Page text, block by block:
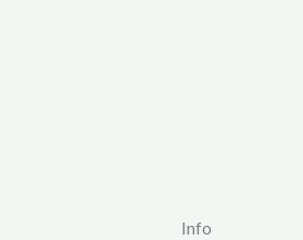
Info